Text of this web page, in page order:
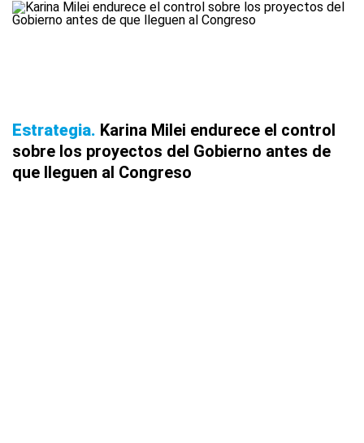
Estrategia Karina Milei endurece el control
sobre los proyectos del Gobierno antes de
que lleguen al Congreso